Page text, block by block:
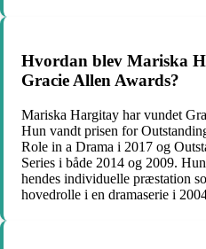
Hvordan blev Mariska
Gracie Allen Awards?
Mariska Hargitay har vundet
Hun vandt prisen for
Role in a Drama i 2017 og
Series i både 2014 og 2009.
hendes individuelle præstation
hovedrolle i en dramaserie i